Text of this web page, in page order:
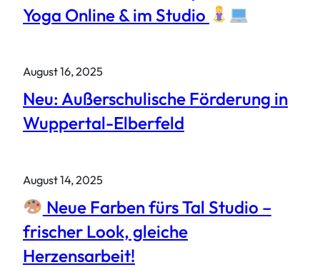
Yoga Online & im Studio
August 16, 2025
Neu: Außerschulische Förderung in
Wuppertal-Elberfeld
August 14, 2025
Neue Farben fürs Tal Studio –
frischer Look, gleiche
Herzensarbeit!